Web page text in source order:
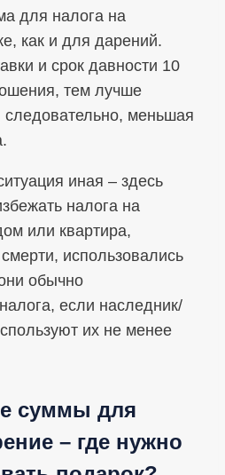
для налога на
как и для дарений.
и срок давности 10
тем лучше
следовательно, меньшая
иная – здесь
налога на
или квартира,
использовались
обычно
если наследник/
их не менее
суммы для
– где нужно